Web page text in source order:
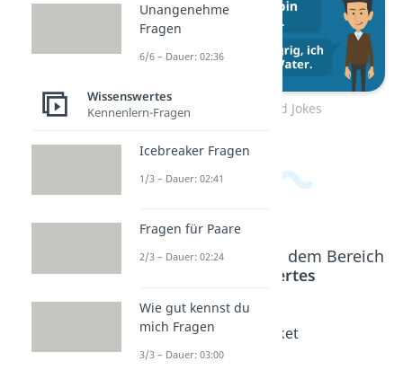
Zum Video: Dad Jokes
Beliebte Inhalte aus dem Bereich
Wissenswertes
Lustige
Beleidig
Deutsch
e
Bucket
Unangenehme
Fragen
6/6 – Dauer: 02:36
Wissenswertes
Kennenlern-Fragen
Icebreaker Fragen
1/3 – Dauer: 02:41
Fragen für Paare
2/3 – Dauer: 02:24
Wie gut kennst du
mich Fragen
3/3 – Dauer: 03:00